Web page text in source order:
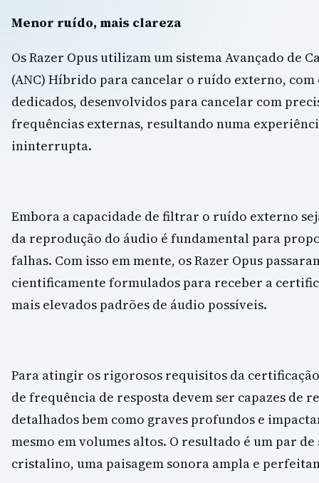
Menor ruído, mais clareza
Os Razer Opus utilizam um sistema Avançado de
(ANC) Híbrido para cancelar o ruído externo,
dedicados, desenvolvidos para cancelar com
frequências externas, resultando numa
ininterrupta.
Embora a capacidade de filtrar o ruído externo
da reprodução do áudio é fundamental para
falhas. Com isso em mente, os Razer Opus
cientificamente formulados para receber a
mais elevados padrões de áudio possíveis.
Para atingir os rigorosos requisitos da
de frequência de resposta devem ser capazes de
detalhados bem como graves profundos e
mesmo em volumes altos. O resultado é um par
cristalino, uma paisagem sonora ampla e